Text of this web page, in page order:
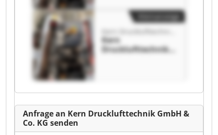
Drucklufttechnik
GmbH & Co. KG
Kern
Drucklufttechnik
Kleinanzeige
Anfrage an Kern Drucklufttechnik GmbH &
Co. KG senden